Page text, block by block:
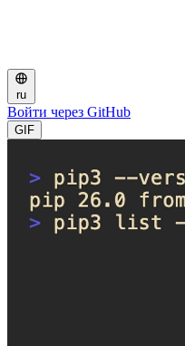
ru
Войти через GitHub
GIF